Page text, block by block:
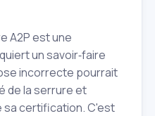
A2P est une
un savoir‑faire
incorrecte pourrait
de la serrure et
sa certification. C'est